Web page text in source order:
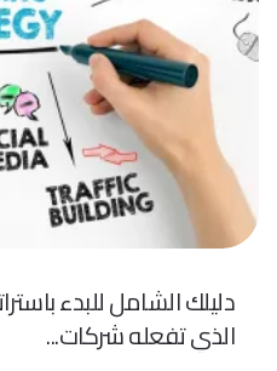
دليلك الشامل للبدء
الذي تفعله شركات...